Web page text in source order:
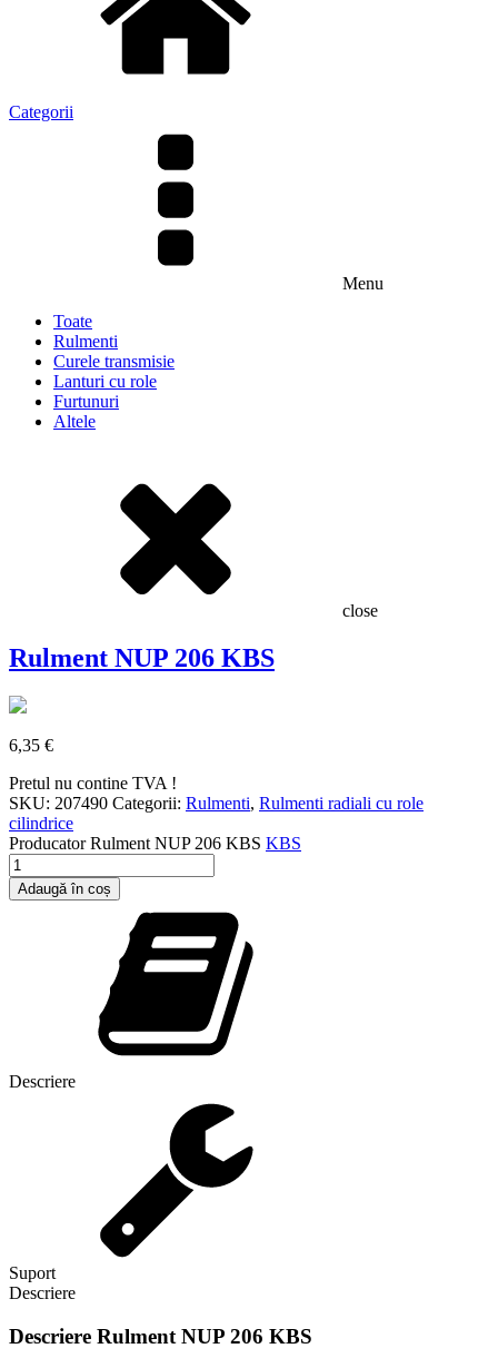
Categorii
Menu
Toate
Rulmenti
Curele transmisie
Lanturi cu role
Furtunuri
Altele
close
Rulment NUP 206 KBS
6,35 €
Pretul nu contine TVA !
SKU: 207490 Categorii: Rulmenti, Rulmenti radiali cu role
cilindrice
ProducatorRulment NUP 206 KBS KBS
Cantitate
Rulment
NUP
Adaugă în coș
Descriere
Suport
Descriere
Descriere Rulment NUP 206 KBS